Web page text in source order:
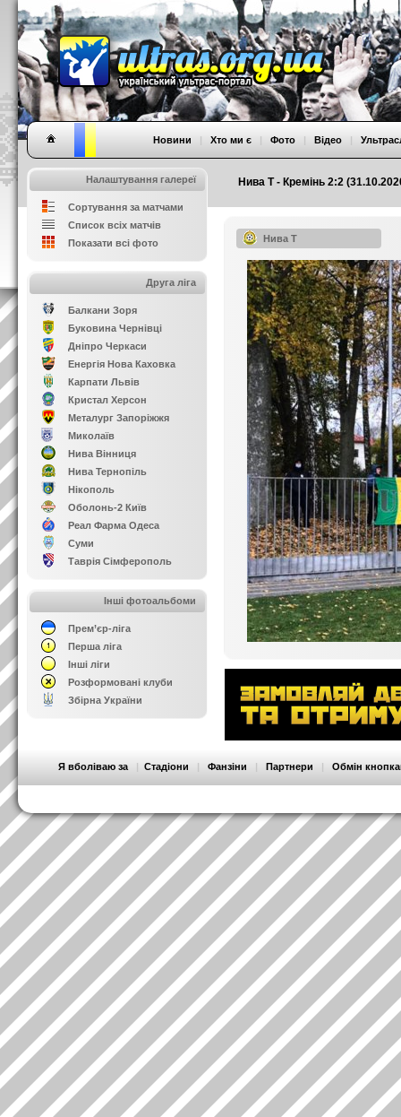
Нива Т - Кремінь 2:2
Новини | Хто ми є | Фото | Відео |
Налаштування галереї
Сортування за матчами
Список всіх матчів
Показати всі фото
Друга ліга
Балкани Зоря
Буковина Чернівці
Дніпро Черкаси
Енергія Нова Каховка
Карпати Львів
Кристал Херсон
Металург Запоріжжя
Миколаїв
Нива Вінниця
Нива Тернопіль
Нікополь
Оболонь-2 Київ
Реал Фарма Одеса
Суми
Таврія Сімферополь
Інші фотоальбоми
Прем’єр-ліга
Перша ліга
Інші ліги
Розформовані клуби
Збірна України
Нива Т
Я вболіваю за | Стадіони | Фанзіни | Партнери | Обмін